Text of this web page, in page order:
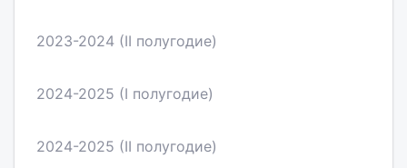
2023-2024 (II полугодие)
2024-2025 (I полугодие)
2024-2025 (II полугодие)